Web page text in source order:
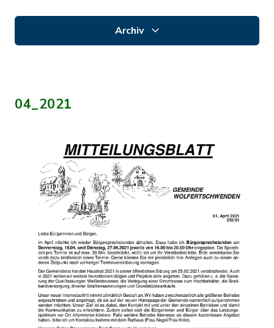
Archiv
04_2021